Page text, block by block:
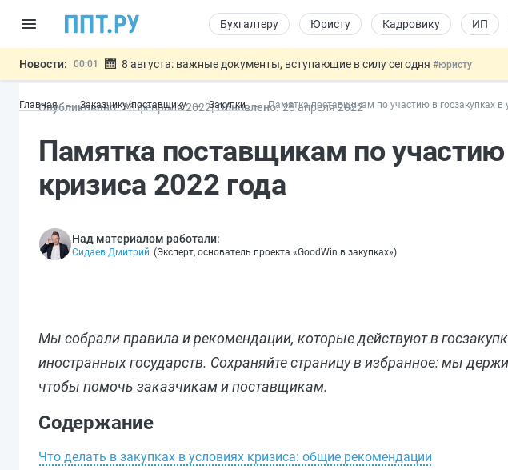
Бухгалтеру Юристу Кадровику ИП
Новости: 00:01 8 августа: важные документы, вступающие в силу сегодня #юристу
07.08 Дистанционную работу беременных пропишут в ТК РФ#кадровику
07.08
Важно Разработают единые критерии трудовых и ГПХ-отношений
Главная Заказчику/поставщику Закупки Памятка поставщикам по участию в госзакупках в
Опубликовано: 28 февраля2022 Обновлено: 28 апреля2022
Памятка поставщикам по участию
кризиса 2022 года
Над материалом работали:
Сидаев Дмитрий (Эксперт, основатель проекта «GoodWin в закупках»)
Мы собрали правила и рекомендации, которые действуют в
иностранных государств. Сохраняйте страницу в избранное: мы
чтобы помочь заказчикам и поставщикам.
Содержание
Что делать в закупках в условиях кризиса: общие рекомендации